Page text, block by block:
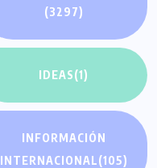
(3297)
IDEAS(1)
INFORMACIÓN
INTERNACIONAL(105)